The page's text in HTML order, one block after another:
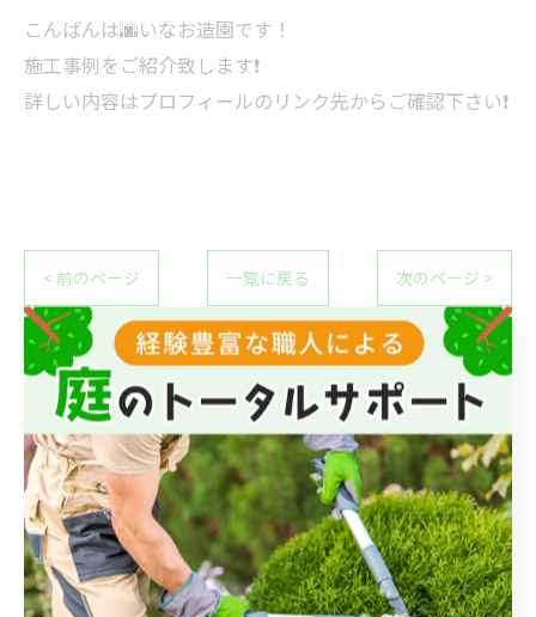
こんばんは🌆いなお造園です！
施工事例をご紹介致します❗️
詳しい内容はプロフィールのリンク先からご確認下さい❗️
< 前のページ 一覧に戻る 次のページ >
カテゴリー Categories
全てのカテゴリー
伐採
伐根
草刈り